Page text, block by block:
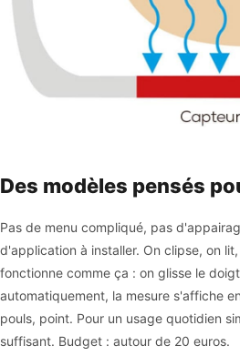
Des modèles pensés
Pas de menu compliqué, pas
d'application à installer. On clipse, on
fonctionne comme ça : on glisse le
automatiquement, la mesure s'affiche
pouls, point. Pour un usage quotidien
suffisant. Budget : autour de 20 euros.